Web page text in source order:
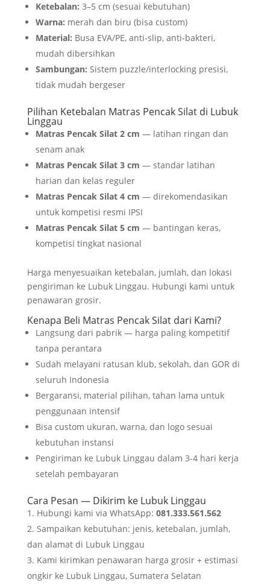
Ketebalan: 3–5 cm (sesuai kebutuhan)
Warna: merah dan biru (bisa custom)
Material: Busa EVA/PE, anti-slip, anti-bakteri,
mudah dibersihkan
Sambungan: Sistem puzzle/interlocking presisi,
tidak mudah bergeser
Pilihan Ketebalan Matras Pencak Silat di Lubuk
Linggau
Matras Pencak Silat 2 cm — latihan ringan dan
senam anak
Matras Pencak Silat 3 cm — standar latihan
harian dan kelas reguler
Matras Pencak Silat 4 cm — direkomendasikan
untuk kompetisi resmi IPSI
Matras Pencak Silat 5 cm — bantingan keras,
kompetisi tingkat nasional
Harga menyesuaikan ketebalan, jumlah, dan lokasi
pengiriman ke Lubuk Linggau. Hubungi kami untuk
penawaran grosir.
Kenapa Beli Matras Pencak Silat dari Kami?
Langsung dari pabrik — harga paling kompetitif
tanpa perantara
Sudah melayani ratusan klub, sekolah, dan GOR di
seluruh Indonesia
Bergaransi, material pilihan, tahan lama untuk
penggunaan intensif
Bisa custom ukuran, warna, dan logo sesuai
kebutuhan instansi
Pengiriman ke Lubuk Linggau dalam 3-4 hari kerja
setelah pembayaran
Cara Pesan — Dikirim ke Lubuk Linggau
Hubungi kami via WhatsApp: 081.333.561.562
Sampaikan kebutuhan: jenis, ketebalan, jumlah,
dan alamat di Lubuk Linggau
Kami kirimkan penawaran harga grosir + estimasi
ongkir ke Lubuk Linggau, Sumatera Selatan